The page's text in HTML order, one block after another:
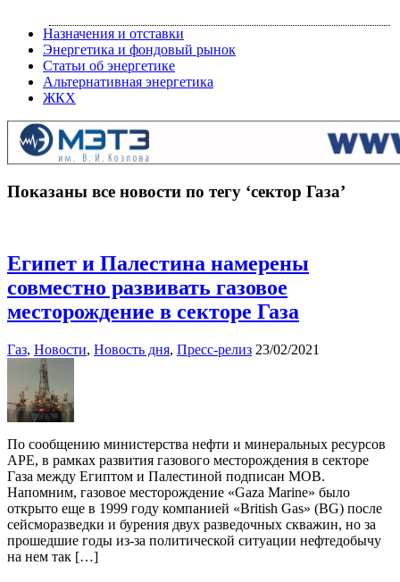
Назначения и отставки
Энергетика и фондовый рынок
Статьи об энергетике
Альтернативная энергетика
ЖКХ
Показаны все новости по тегу ‘сектор Газа’
Египет и Палестина намерены
совместно развивать газовое
месторождение в секторе Газа
Газ, Новости, Новость дня, Пресс-релиз 23/02/2021
По сообщению министерства нефти и минеральных ресурсов
АРЕ, в рамках развития газового месторождения в секторе
Газа между Египтом и Палестиной подписан МОВ.
Напомним, газовое месторождение «Gaza Marine» было
открыто еще в 1999 году компанией «British Gas» (BG) после
сейсморазведки и бурения двух разведочных скважин, но за
прошедшие годы из-за политической ситуации нефтедобычу
на нем так […]